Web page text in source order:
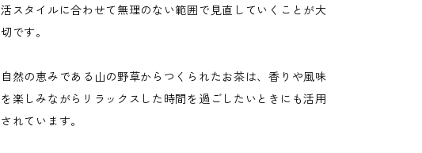
活スタイルに合わせて無理のない範囲で見直していくことが大
切です。
自然の恵みである山の野草からつくられたお茶は、香りや風味
を楽しみながらリラックスした時間を過ごしたいときにも活用
されています。